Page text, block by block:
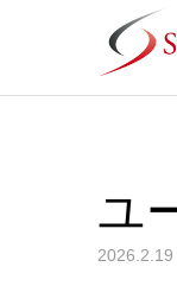
ユ
2026.2.19